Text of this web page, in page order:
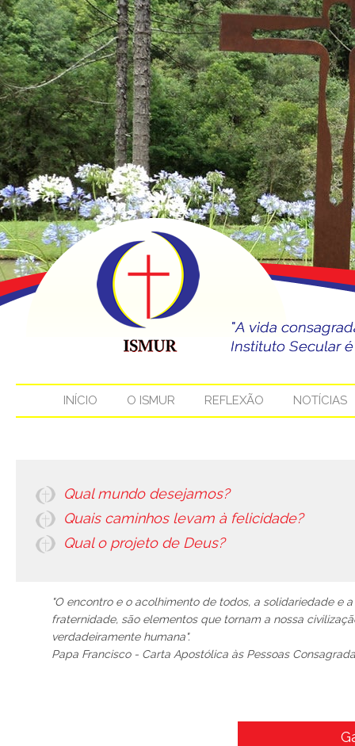
INÍCIO O ISMUR REFLEXÃO NOTÍCIAS
Qual mundo desejamos?
Quais caminhos levam à felicidade?
Qual o projeto de Deus?
"O encontro e o acolhimento de todos, a solidariedade e a
fraternidade, são elementos que tornam a nossa
verdadeiramente humana".
Papa Francisco - Carta Apostólica às Pessoas